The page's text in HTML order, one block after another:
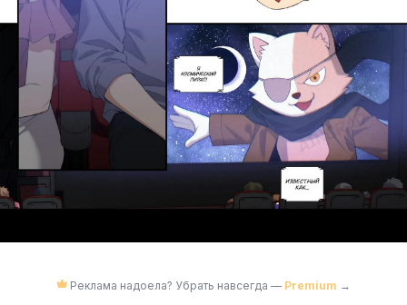
Реклама надоела? Убрать навсегда — Premium →